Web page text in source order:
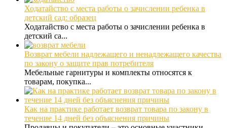
Ходатайство с места работы о зачислении ребенка в
детский сад: образец
Ходатайство с места работы о зачислении ребенка в
детский са...
Возврат мебели надлежащего и ненадлежащего качества
по закону о защите прав потребителя
Мебельные гарнитуры и комплекты относятся к
товарам, покупка...
Как на практике работает возврат товара по закону в
течение 14 дней без объяснения причины